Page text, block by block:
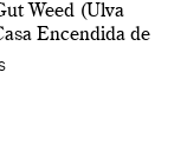
Weed (Ulva
Encendida de